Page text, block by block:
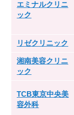
エミナルクリニ
ック
リゼクリニック
湘南美容クリニ
ック
TCB東京中央美
容外科